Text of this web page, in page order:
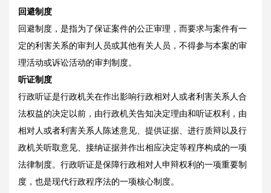
回避制度
回避制度，是指为了保证案件的公正审理，而要求与案件有一
定的利害关系的审判人员或其他有关人员，不得参与本案的审
理活动或诉讼活动的审判制度。
听证制度
行政听证是行政机关在作出影响行政相对人或者利害关系人合
法权益的决定以前，由行政机关告知决定理由和听证权利，由
相对人或者利害关系人陈述意见、提供证据、进行质辩以及行
政机关听取意见、接纳证据并作出相应决定等程序构成的一项
法律制度。行政听证是保障行政相对人申辩权利的一项重要制
度，也是现代行政程序法的一项核心制度。